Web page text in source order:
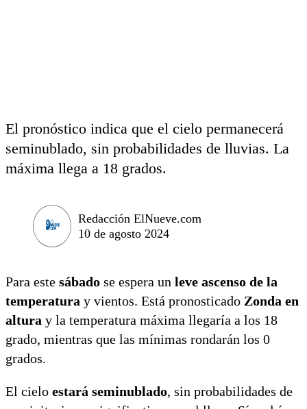
El pronóstico indica que el cielo permanecerá
seminublado, sin probabilidades de lluvias. La
máxima llega a 18 grados.
Redacción ElNueve.com
10 de agosto 2024
Para este sábado se espera un leve ascenso de la
temperatura y vientos. Está pronosticado Zonda en
altura y la temperatura máxima llegaría a los 18
grado, mientras que las mínimas rondarán los 0
grados.
El cielo estará seminublado, sin probabilidades de